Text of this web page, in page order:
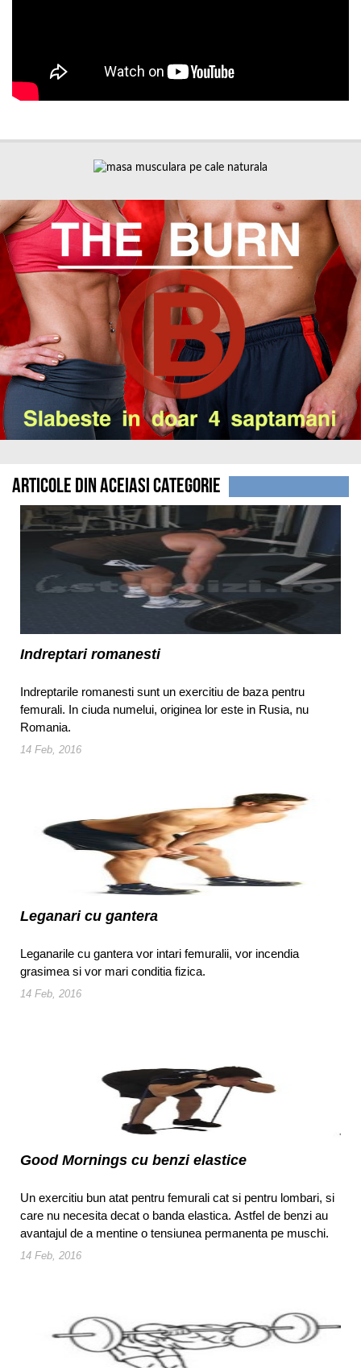
Articole din aceiasi categorie
Indreptari romanesti
Indreptarile romanesti sunt un exercitiu de baza pentru
femurali. In ciuda numelui, originea lor este in Rusia, nu
Romania.
14 Feb, 2016
Leganari cu gantera
Leganarile cu gantera vor intari femuralii, vor incendia
grasimea si vor mari conditia fizica.
14 Feb, 2016
Good Mornings cu benzi elastice
Un exercitiu bun atat pentru femurali cat si pentru lombari, si
care nu necesita decat o banda elastica. Astfel de benzi au
avantajul de a mentine o tensiunea permanenta pe muschi.
14 Feb, 2016